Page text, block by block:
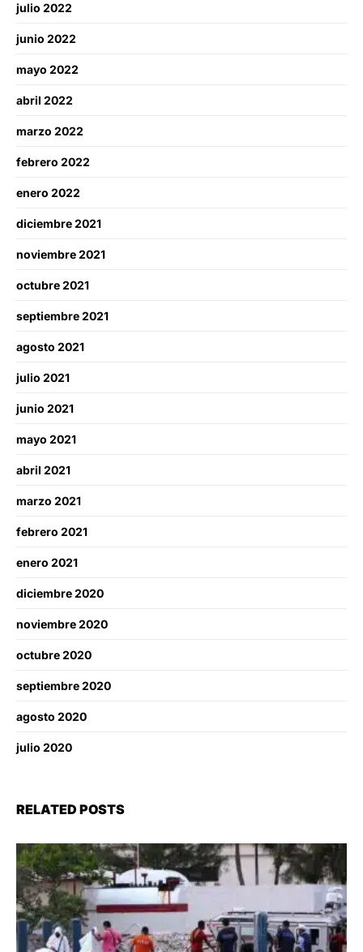
julio 2022
junio 2022
mayo 2022
abril 2022
marzo 2022
febrero 2022
enero 2022
diciembre 2021
noviembre 2021
octubre 2021
septiembre 2021
agosto 2021
julio 2021
junio 2021
mayo 2021
abril 2021
marzo 2021
febrero 2021
enero 2021
diciembre 2020
noviembre 2020
octubre 2020
septiembre 2020
agosto 2020
julio 2020
RELATED POSTS